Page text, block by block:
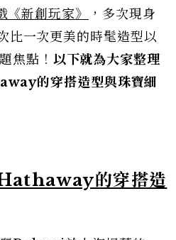
新創玩家》
，多次現身
比一次更美的時髦造型以
焦點！ 以下就為大家整理
的穿搭造型與珠寶細
的穿搭造